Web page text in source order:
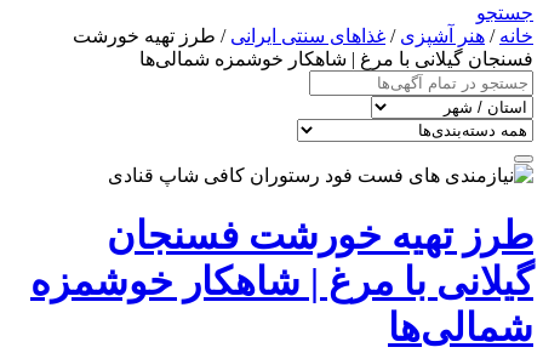
جستجو
خانه / هنر آشپزی / غذاهای سنتی ایرانی / طرز تهیه خورشت
فسنجان گیلانی با مرغ | شاهکار خوشمزه شمالی‌ها
طرز تهیه خورشت فسنجان
گیلانی با مرغ | شاهکار خوشمزه
شمالی‌ها